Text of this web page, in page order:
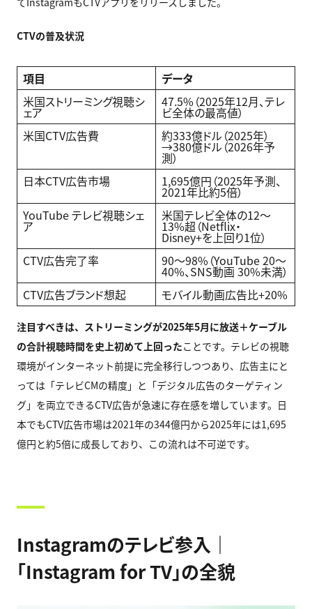
CTVの普及状況
項目
データ
米国ストリーミング視聴シ
ェア
47.5%（2025年12月、テレ
ビ全体の最高値）
米国CTV広告費
約333億ドル（2025年）
→380億ドル（2026年予
測）
日本CTV広告市場
1,695億円（2025年予測、
2021年比約5倍）
YouTube テレビ視聴シェ
ア
米国テレビ全体の12〜
13%超（Netflix・
Disney+を上回り1位）
CTV広告完了率
90〜98%（YouTube 20〜
40%、SNS動画 30%未満）
CTV広告ブランド想起
モバイル動画広告比+20%
注目すべきは、ストリーミングが2025年5月に放送＋ケーブル
の合計視聴時間を史上初めて上回ったことです。テレビの視聴
環境がインターネット前提に完全移行しつつあり、広告主にと
っては「テレビCMの精度」と「デジタル広告のターゲティン
グ」を両立できるCTV広告が急速に存在感を増しています。日
本でもCTV広告市場は2021年の344億円から2025年には1,695
億円と約5倍に成長しており、この流れは不可逆です。
Instagramのテレビ参入｜
「Instagram for TV」の全貌